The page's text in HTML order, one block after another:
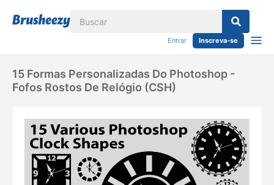
Entrar Inscreva-se
15 Formas Personalizadas Do Photoshop -
Fofos Rostos De Relógio (CSH)